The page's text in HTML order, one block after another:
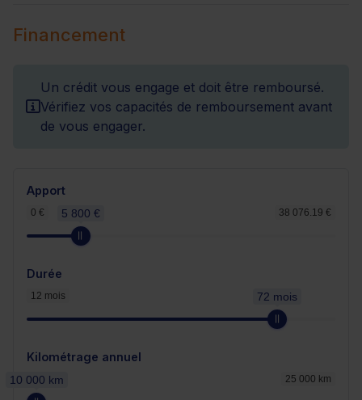
Financement
Un crédit vous engage et doit être remboursé.
Vérifiez vos capacités de remboursement avant
de vous engager.
Apport
0 € 38 076.19 €
5 800 €
Durée
12 mois 72 mois
Kilométrage annuel
25 000 km
10 000 km